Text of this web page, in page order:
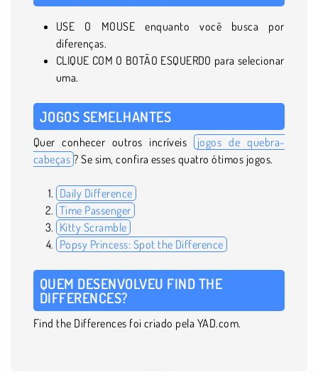
USE O MOUSE enquanto você busca por
diferenças.
CLIQUE COM O BOTÃO ESQUERDO para selecionar
uma.
JOGOS SEMELHANTES
Quer conhecer outros incríveis
jogos de quebra-
cabeças ? Se sim, confira esses quatro ótimos jogos.
Daily Difference
Time Passenger
Kitty Scramble
Popsy Princess: Spot the Difference
QUEM DESENVOLVEU FIND THE
DIFFERENCES?
Find the Differences foi criado pela YAD.com.